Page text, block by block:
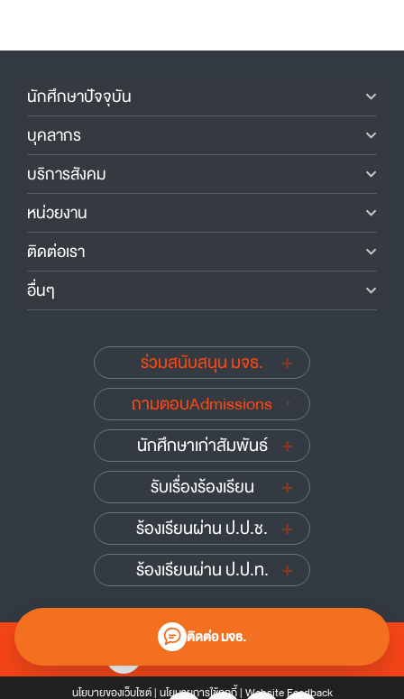
ติดต่อ มจธ.
นักศึกษาปัจจุบัน
บุคลากร
บริการสังคม
หน่วยงาน
ติดต่อเรา
อื่นๆ
ร่วมสนับสนุน มจธ.
ถามตอบAdmissions
นักศึกษาเก่าสัมพันธ์
รับเรื่องร้องเรียน
ร้องเรียนผ่าน ป.ป.ช.
ร้องเรียนผ่าน ป.ป.ท.
0 2470 8000
นโยบายของเว็บไซต์| นโยบายการใช้คุกกี้| Website Feedback